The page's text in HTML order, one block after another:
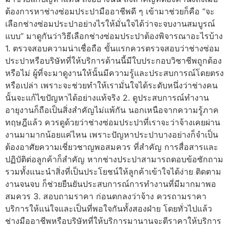
ต้องการหาช่างซ่อมประปามืออาชีพดี ๆ เข้ามาช่วยก็คือ “จะ
เลือกช่างซ่อมประปาอย่างไรให้มั่นใจได้ว่าจะจบงานสมบูรณ์
แบบ” มาดูกันว่าวิธีเลือกช่างซ่อมประปาต้องพิจารณาอะไรบ้าง
1. ตรวจสอบความน่าเชื่อถือ ขั้นแรกควรตรวจสอบว่าช่างซ่อม
ประปาหรือบริษัทที่ให้บริการด้านนี้มีใบประกอบวิชาชีพถูกต้อง
หรือไม่ ผู้ที่จะมาดูงานให้นั้นมีความรู้และประสบการณ์โดยตรง
หรือเปล่า เพราะจะช่วยทำให้เรามั่นใจได้ระดับหนึ่งว่าช่างคน
นั้นจะแก้ไขปัญหาได้อย่างแท้จริง 2. ดูประสบการณ์ทำงาน
อายุงานก็ถือเป็นสิ่งสำคัญไม่แพ้กัน นอกเหนือจากความรู้ภาค
ทฤษฎีแล้ว ควรดูด้วยว่าช่างซ่อมประปาที่เราจะว่าจ้างเคยผ่าน
งานมามากน้อยแค่ไหน เพราะปัญหาประปาบางอย่างก็จำเป็น
ต้องอาศัยความเชี่ยวชาญพอสมควร ที่สำคัญ การสื่อสารและ
ปฏิบัติต่อลูกค้าก็สำคัญ หากช่างประปาสามารถตอบข้อซักถาม
รวมทั้งแนะนำสิ่งที่เป็นประโยชน์ให้ลูกค้าเข้าใจได้ง่าย ติดตาม
งานจนจบ ก็ช่วยยืนยันประสบการณ์การทำงานที่มีมากมาพอ
สมควร 3. สอบถามราคา ก่อนตกลงว่าจ้าง ควรถามราคา
บริการให้แน่ใจและเป็นที่พอใจกันทั้งสองฝ่าย โดยทั่วไปแล้ว
ช่างมืออาชีพหรือบริษัทที่ให้บริการมานานจะตีราคาให้บริการ